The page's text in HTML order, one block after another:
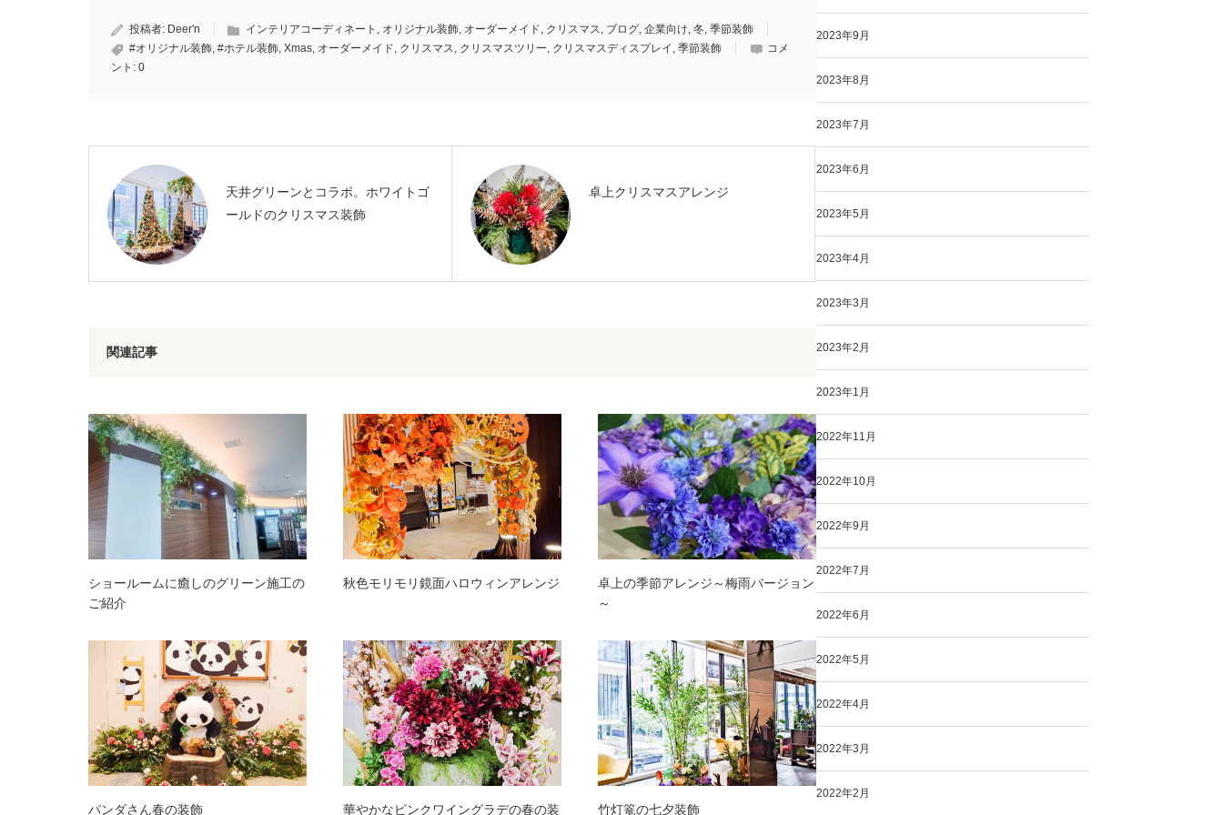
投稿者: Deer'n インテリアコーディネート , オリジナル装飾, オーダーメイド, クリスマス, ブログ, 企業向け, 冬, 季節装飾
#オリジナル装飾, #ホテル装飾, Xmas, オーダーメイド, クリスマス, クリスマスツリー, クリスマスディスプレイ , 季節装飾
コメ
ント: 0
天井グリーンとコラボ。ホワイトゴ
ールドのクリスマス装飾
卓上クリスマスアレンジ
関連記事
ショールームに癒しのグリーン施工の
ご紹介
秋色モリモリ鏡面ハロウィンアレンジ
卓上の季節アレンジ～梅雨バージョン
～
パンダさん春の装飾
華やかなピンクワイングラデの春の装
竹灯篭の七夕装飾
2023年9月
2023年8月
2023年7月
2023年6月
2023年5月
2023年4月
2023年3月
2023年2月
2023年1月
2022年11月
2022年10月
2022年9月
2022年7月
2022年6月
2022年5月
2022年4月
2022年3月
2022年2月